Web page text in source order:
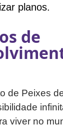
planos.
de
de Peixes
viver no